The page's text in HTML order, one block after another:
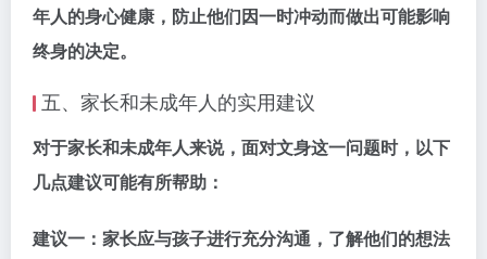
年人的身心健康，防止他们因一时冲动而做出可能影响
终身的决定。
五、家长和未成年人的实用建议
对于家长和未成年人来说，面对文身这一问题时，以下
几点建议可能有所帮助：
建议一： 家长应与孩子进行充分沟通，了解他们的想法